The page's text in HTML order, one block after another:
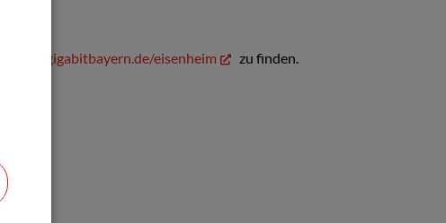
https://gigabitbayern.de/eisenheim zu finden.